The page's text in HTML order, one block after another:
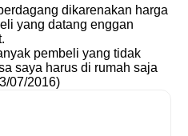
dikarenakan harga
yang datang enggan
pembeli yang tidak
saya harus di rumah saja
07/2016)